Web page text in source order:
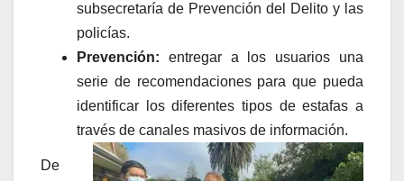
subsecretaría de Prevención del Delito y las
policías.
Prevención: entregar a los usuarios una
serie de recomendaciones para que pueda
identificar los diferentes tipos de estafas a
través de canales masivos de información.
De